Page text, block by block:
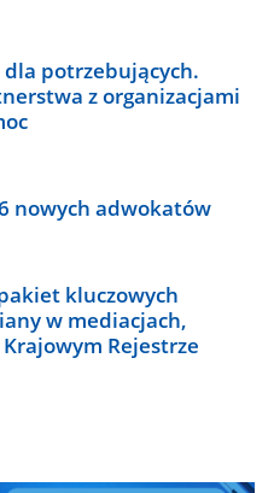
potrzebujących.
z organizacjami
nowych adwokatów
kluczowych
w mediacjach,
Rejestrze